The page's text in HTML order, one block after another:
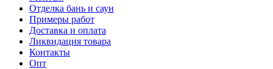
Отделка бань и саун
Примеры работ
Доставка и оплата
Ликвидация товара
Контакты
Опт